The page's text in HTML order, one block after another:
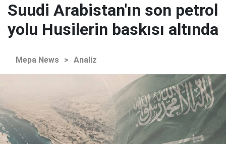
Suudi Arabistan'ın son petrol
yolu Husilerin baskısı altında
Mepa News > Analiz